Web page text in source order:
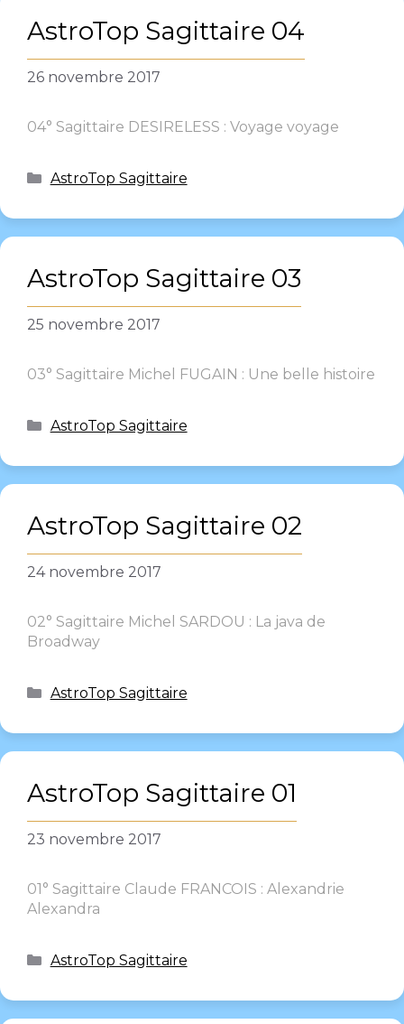
AstroTop Sagittaire 04
26 novembre 2017
04° Sagittaire DESIRELESS : Voyage voyage
AstroTop Sagittaire
AstroTop Sagittaire 03
25 novembre 2017
03° Sagittaire Michel FUGAIN : Une belle histoire
AstroTop Sagittaire
AstroTop Sagittaire 02
24 novembre 2017
02° Sagittaire Michel SARDOU : La java de
Broadway
AstroTop Sagittaire
AstroTop Sagittaire 01
23 novembre 2017
01° Sagittaire Claude FRANCOIS : Alexandrie
Alexandra
AstroTop Sagittaire